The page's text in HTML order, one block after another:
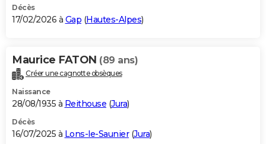
BONS PLANS
Carte de Noël
Carte Bonne année
Carte Saint-Valentin
Carte Pâques
Carte d'anniversaire
DICTIONNAIRE
Dictionnaire
Biographies
Citations
Expressions
Proverbes
PROGRAMME TV
S'inscrire
Se connecter
Lycées
Collèges
Primaires
Universités
Entreprises
Service militaire
Avis de recherche
AVIS DE DÉCÈS
Décès
17/02/2026 à Gap (Hautes-Alpes)
Maurice FATON (89 ans)
Créer une cagnotte obsèques
Naissance
28/08/1935 à Reithouse (Jura)
Décès
16/07/2025 à Lons-le-Saunier(Jura)